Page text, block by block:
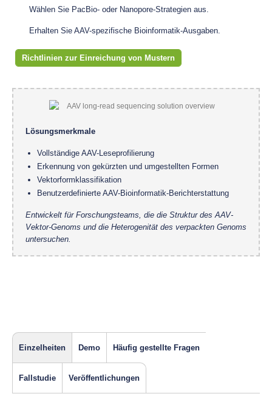
Wählen Sie PacBio- oder Nanopore-Strategien aus.
Erhalten Sie AAV-spezifische Bioinformatik-Ausgaben.
Richtlinien zur Einreichung von Mustern
Lösungsmerkmale
Vollständige AAV-Leseprofilierung
Erkennung von gekürzten und umgestellten Formen
Vektorformklassifikation
Benutzerdefinierte AAV-Bioinformatik-Berichterstattung
Entwickelt für Forschungsteams, die die Struktur des AAV-
Vektor-Genoms und die Heterogenität des verpackten Genoms
untersuchen.
Einzelheiten Demo Häufig gestellte Fragen
Fallstudie Veröffentlichungen